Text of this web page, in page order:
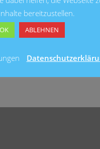
bereitzustellen.
OK ABLEHNEN